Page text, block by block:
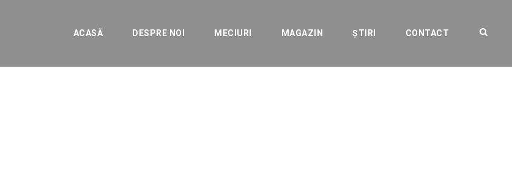
ACASĂ DESPRE NOI MECIURI MAGAZIN ȘTIRI CONTACT
Giurgiu în sferturile de finală ale